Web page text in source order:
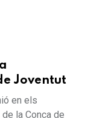
Joventut
en els
la Conca de